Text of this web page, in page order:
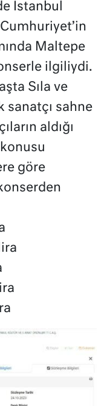
İstanbul
Maltepe
ilgiliydi.
Sıla ve
sanatçı sahne
aldığı
göre